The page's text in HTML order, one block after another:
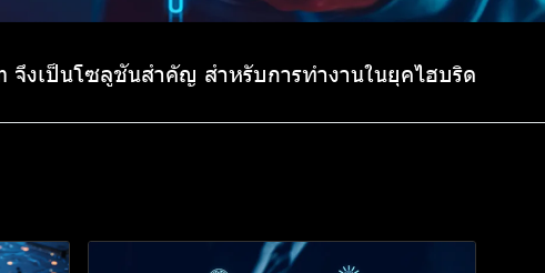
จึงเป็นโซลูชันสำคัญ สำหรับการทำงานในยุคไฮบริด